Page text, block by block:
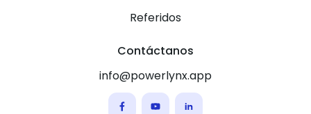
Referidos
Contáctanos
info@powerlynx.app